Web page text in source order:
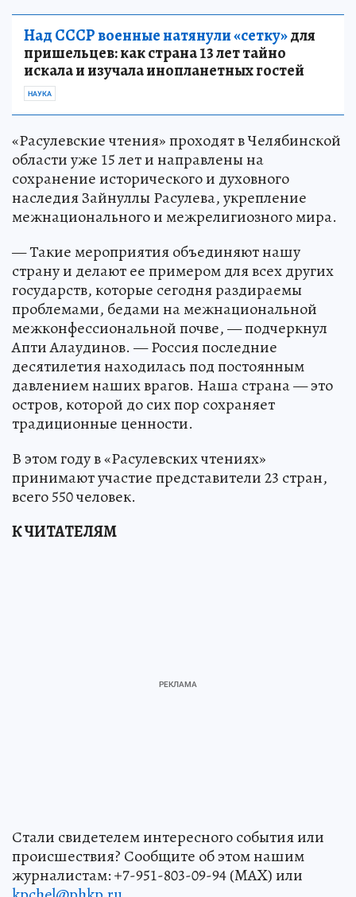
Над СССР военные натянули «сетку»для
пришельцев: как страна 13 лет тайно
искала и изучала инопланетных гостей
НАУКА
«Расулевские чтения» проходят в Челябинской
области уже 15 лет и направлены на
сохранение исторического и духовного
наследия Зайнуллы Расулева, укрепление
межнационального и межрелигиозного мира.
— Такие мероприятия объединяют нашу
страну и делают ее примером для всех других
государств, которые сегодня раздираемы
проблемами, бедами на межнациональной
межконфессиональной почве, — подчеркнул
Апти Алаудинов. — Россия последние
десятилетия находилась под постоянным
давлением наших врагов. Наша страна — это
остров, которой до сих пор сохраняет
традиционные ценности.
В этом году в «Расулевских чтениях»
принимают участие представители 23 стран,
всего 550 человек.
К ЧИТАТЕЛЯМ
Стали свидетелем интересного события или
происшествия? Сообщите об этом нашим
журналистам: +7-951-803-09-94 (MAX) или